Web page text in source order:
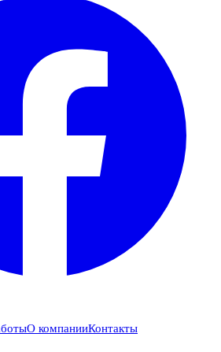
О компанииКонтакты